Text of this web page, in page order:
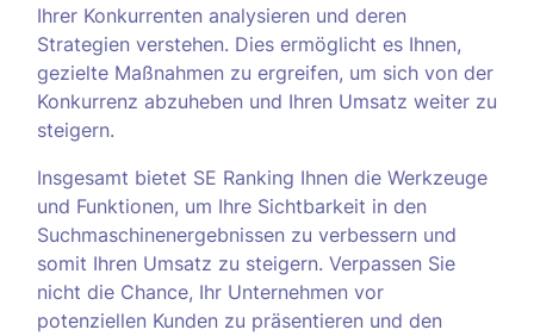
Ihrer Konkurrenten analysieren und deren
Strategien verstehen. Dies ermöglicht es Ihnen,
gezielte Maßnahmen zu ergreifen, um sich von der
Konkurrenz abzuheben und Ihren Umsatz weiter zu
steigern.
Insgesamt bietet SE Ranking Ihnen die Werkzeuge
und Funktionen, um Ihre Sichtbarkeit in den
Suchmaschinenergebnissen zu verbessern und
somit Ihren Umsatz zu steigern. Verpassen Sie
nicht die Chance, Ihr Unternehmen vor
potenziellen Kunden zu präsentieren und den